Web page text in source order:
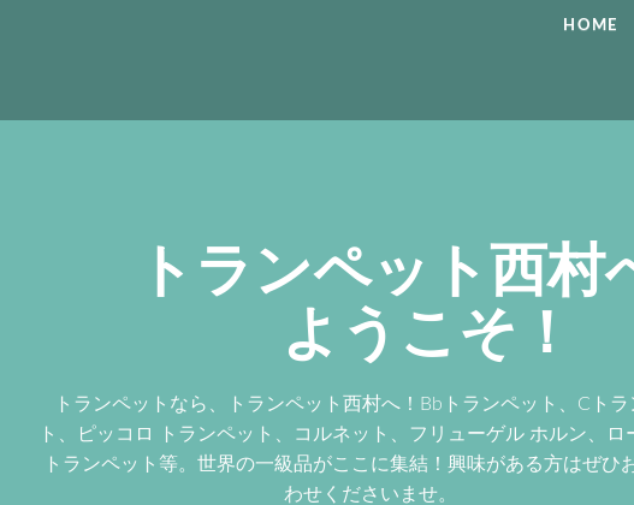
HOME
トランペット西村
ようこそ！
トランペットなら、トランペット西村へ！Bbトランペット、Cトラ
ト、ピッコロ トランペット、コルネット、フリューゲル ホルン、ロ
トランペット等。世界の一級品がここに集結！興味がある方はぜひ
わせくださいませ。